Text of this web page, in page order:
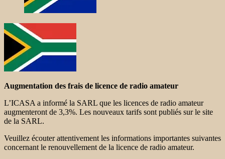
Augmentation des frais de licence de radio amateur
L’ICASA a informé la SARL que les licences de radio amateur
augmenteront de 3,3%. Les nouveaux tarifs sont publiés sur le site
de la SARL.
Veuillez écouter attentivement les informations importantes suivantes
concernant le renouvellement de la licence de radio amateur.